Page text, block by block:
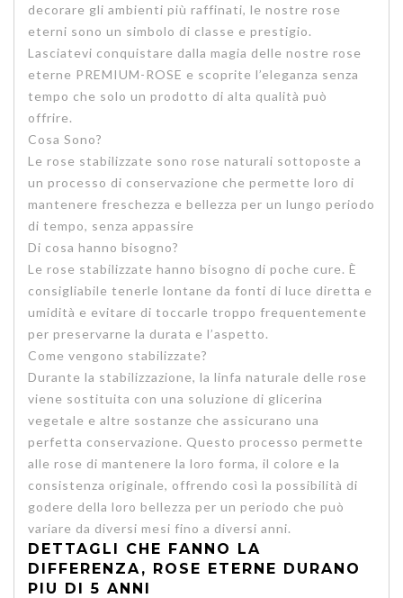
decorare gli ambienti più raffinati, le nostre rose
eterni sono un simbolo di classe e prestigio.
Lasciatevi conquistare dalla magia delle nostre rose
eterne PREMIUM-ROSE e scoprite l’eleganza senza
tempo che solo un prodotto di alta qualità può
offrire.
Cosa Sono?
Le rose stabilizzate sono rose naturali sottoposte a
un processo di conservazione che permette loro di
mantenere freschezza e bellezza per un lungo periodo
di tempo, senza appassire
Di cosa hanno bisogno?
Le rose stabilizzate hanno bisogno di poche cure. È
consigliabile tenerle lontane da fonti di luce diretta e
umidità e evitare di toccarle troppo frequentemente
per preservarne la durata e l’aspetto.
Come vengono stabilizzate?
Durante la stabilizzazione, la linfa naturale delle rose
viene sostituita con una soluzione di glicerina
vegetale e altre sostanze che assicurano una
perfetta conservazione. Questo processo permette
alle rose di mantenere la loro forma, il colore e la
consistenza originale, offrendo così la possibilità di
godere della loro bellezza per un periodo che può
variare da diversi mesi fino a diversi anni.
DETTAGLI CHE FANNO LA
DIFFERENZA, ROSE ETERNE DURANO
PIU DI 5 ANNI